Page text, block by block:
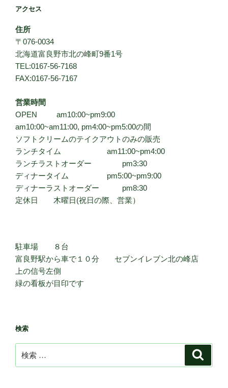
アクセス
住所
〒076-0034
北海道富良野市北の峰町9番1号
TEL:0167-56-7168
FAX:0167-56-7167
営業時間
OPEN am10:00~pm9:00
am10:00~am11:00, pm4:00~pm5:00の間
ソフトクリームのテイクアウトのみの販売
ランチタイム am11:00~pm4:00
ランチラストオーダー pm3:30
ディナータイム pm5:00~pm9:00
ディナーラストオーダー pm8:30
定休日 木曜日(祝日の際、営業）
駐車場 ８台
富良野駅から車で１０分 セブンイレブン北の峰店
上の信号左側
緑の看板が目印です
検索
索: